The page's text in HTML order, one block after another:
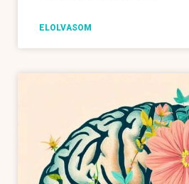
ELOLVASOM